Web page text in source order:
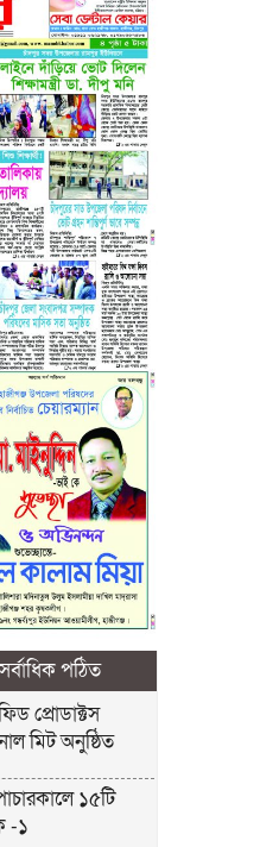
পঠিত
প্রোডাক্টস
মিট অনুষ্ঠিত
১৫টি
-১